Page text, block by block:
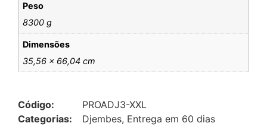
Peso
8300 g
Dimensões
35,56 × 66,04 cm
Código:
PROADJ3-XXL
Categorias:
Djembes, Entrega em 60 dias